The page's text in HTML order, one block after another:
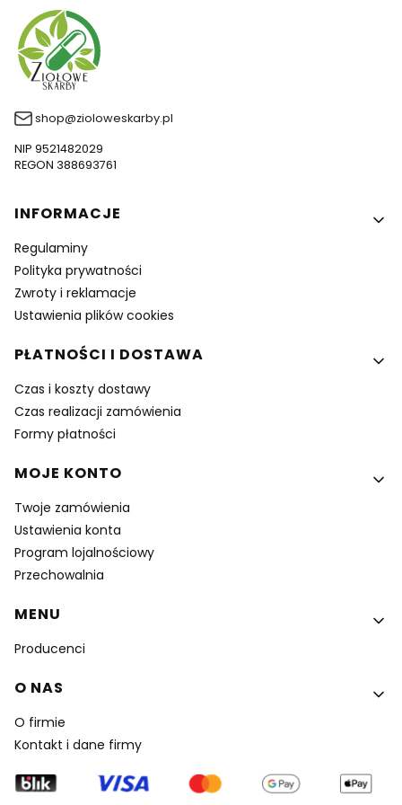
shop@zioloweskarby.pl
NIP 9521482029
REGON 388693761
Linki w stopce
INFORMACJE
Regulaminy
Polityka prywatności
Zwroty i reklamacje
Ustawienia plików cookies
PŁATNOŚCI I DOSTAWA
Czas i koszty dostawy
Czas realizacji zamówienia
Formy płatności
MOJE KONTO
Twoje zamówienia
Ustawienia konta
Program lojalnościowy
Przechowalnia
MENU
Producenci
O NAS
O firmie
Kontakt i dane firmy